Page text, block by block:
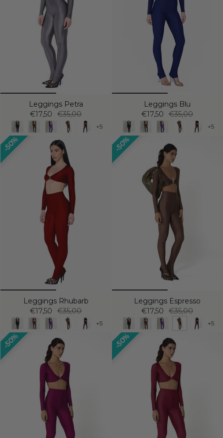
Leggings Petra
€17,50
€35,00
+5
Leggings Blu
€17,50
€35,00
+5
50%
Leggings Rhubarb
€17,50
€35,00
+5
50%
Leggings Espresso
€17,50
€35,00
+5
50% 50%